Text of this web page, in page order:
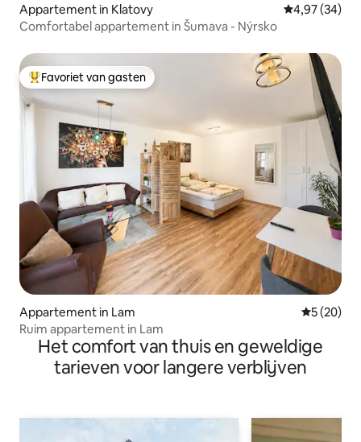
Appartement in Klatovy Gemiddelde
4,97 (34)
Comfortabel appartement in Šumava - Nýrsko
Topfavoriet van gasten
Favoriet van gasten
Appartement in Lam
5 (20)
Ruim appartement in Lam
Het comfort van thuis en geweldige
tarieven voor langere verblijven